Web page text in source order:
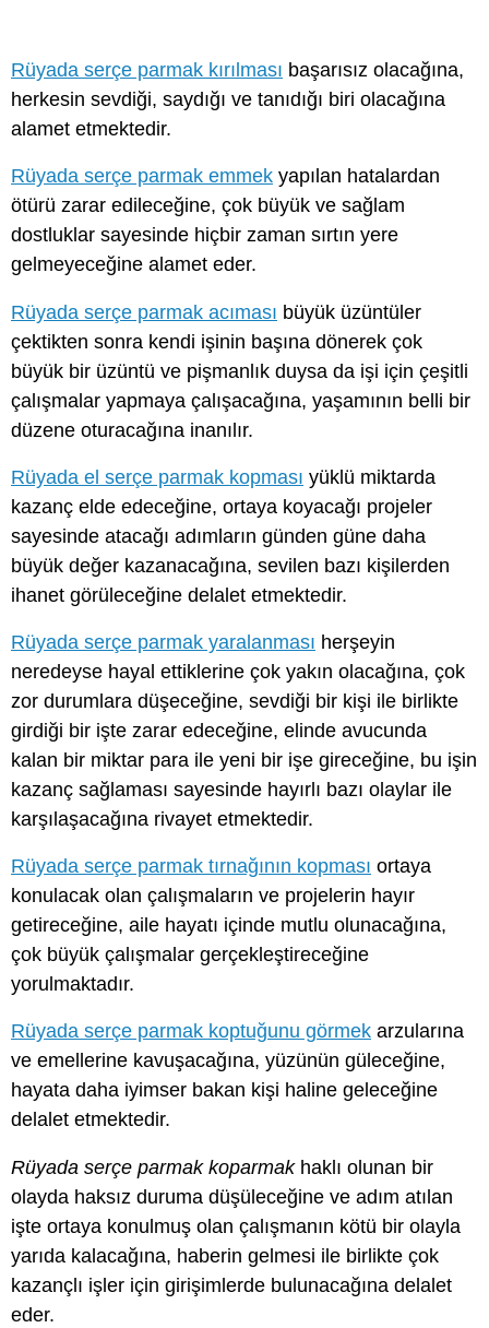
Rüyada serçe parmak kırılması başarısız olacağına,
herkesin sevdiği, saydığı ve tanıdığı biri olacağına
alamet etmektedir.
Rüyada serçe parmak emmek yapılan hatalardan
ötürü zarar edileceğine, çok büyük ve sağlam
dostluklar sayesinde hiçbir zaman sırtın yere
gelmeyeceğine alamet eder.
Rüyada serçe parmak acıması büyük üzüntüler
çektikten sonra kendi işinin başına dönerek çok
büyük bir üzüntü ve pişmanlık duysa da işi için çeşitli
çalışmalar yapmaya çalışacağına, yaşamının belli bir
düzene oturacağına inanılır.
Rüyada el serçe parmak kopması yüklü miktarda
kazanç elde edeceğine, ortaya koyacağı projeler
sayesinde atacağı adımların günden güne daha
büyük değer kazanacağına, sevilen bazı kişilerden
ihanet görüleceğine delalet etmektedir.
Rüyada serçe parmak yaralanması herşeyin
neredeyse hayal ettiklerine çok yakın olacağına, çok
zor durumlara düşeceğine, sevdiği bir kişi ile birlikte
girdiği bir işte zarar edeceğine, elinde avucunda
kalan bir miktar para ile yeni bir işe gireceğine, bu işin
kazanç sağlaması sayesinde hayırlı bazı olaylar ile
karşılaşacağına rivayet etmektedir.
Rüyada serçe parmak tırnağının kopması ortaya
konulacak olan çalışmaların ve projelerin hayır
getireceğine, aile hayatı içinde mutlu olunacağına,
çok büyük çalışmalar gerçekleştireceğine
yorulmaktadır.
Rüyada serçe parmak koptuğunu görmek arzularına
ve emellerine kavuşacağına, yüzünün güleceğine,
hayata daha iyimser bakan kişi haline geleceğine
delalet etmektedir.
Rüyada serçe parmak koparmakhaklı olunan bir
olayda haksız duruma düşüleceğine ve adım atılan
işte ortaya konulmuş olan çalışmanın kötü bir olayla
yarıda kalacağına, haberin gelmesi ile birlikte çok
kazançlı işler için girişimlerde bulunacağına delalet
eder.